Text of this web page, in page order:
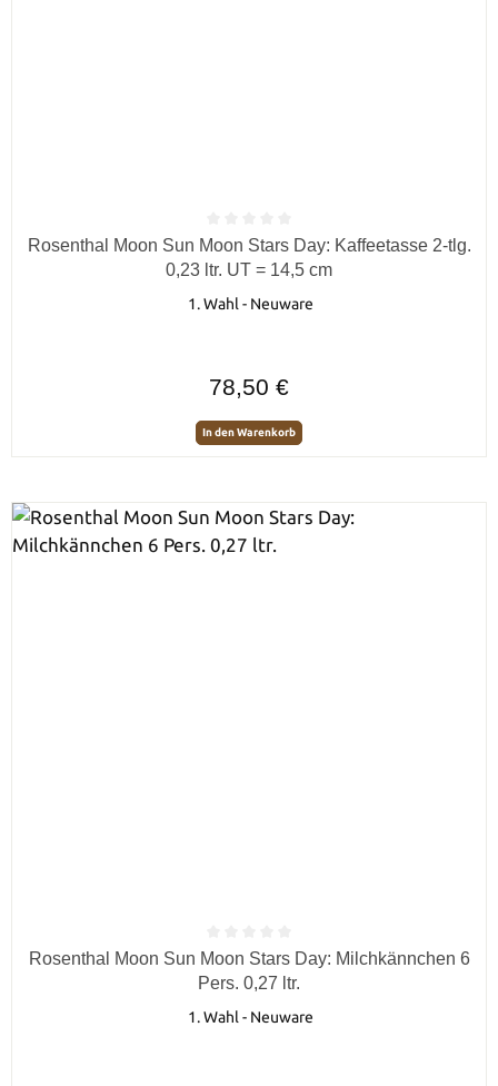
Durchschnittliche Bewertung von 0 von 5 Sternen
Rosenthal Moon Sun Moon Stars Day: Kaffeetasse 2-tlg.
0,23 ltr. UT = 14,5 cm
1. Wahl - Neuware
78,50 €
In den Warenkorb
Durchschnittliche Bewertung von 0 von 5 Sternen
Rosenthal Moon Sun Moon Stars Day: Milchkännchen 6
Pers. 0,27 ltr.
1. Wahl - Neuware